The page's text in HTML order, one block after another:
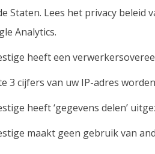
Staten. Lees het privacy beleid
Analytics.
heeft een
3 cijfers van uw IP-adres
heeft ‘gegevens delen’
maakt geen gebruik van